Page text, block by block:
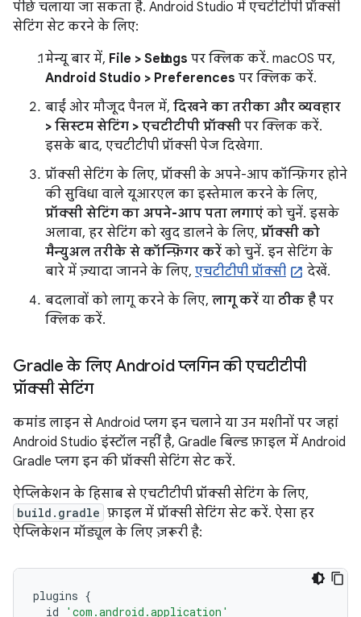
पीछे चलाया जा सकता है. Android Studio में एचटीटीपी प्रॉक्सी
सेटिंग सेट करने के लिए:
मेन्यू बार में, File > Settings पर क्लिक करें. macOS पर,
Android Studio > Preferences पर क्लिक करें.
बाईं ओर मौजूद पैनल में, दिखने का तरीका और व्यवहार
> सिस्टम सेटिंग > एचटीटीपी प्रॉक्सी पर क्लिक करें.
इसके बाद, एचटीटीपी प्रॉक्सी पेज दिखेगा.
प्रॉक्सी सेटिंग के लिए, प्रॉक्सी के अपने-आप कॉन्फ़िगर होने
की सुविधा वाले यूआरएल का इस्तेमाल करने के लिए,
प्रॉक्सी सेटिंग का अपने-आप पता लगाएं को चुनें. इसके
अलावा, हर सेटिंग को खुद डालने के लिए, प्रॉक्सी को
मैन्युअल तरीके से कॉन्फ़िगर करें को चुनें. इन सेटिंग के
बारे में ज़्यादा जानने के लिए, एचटीटीपी प्रॉक्सी
देखें.
बदलावों को लागू करने के लिए, लागू करें या ठीक है पर
क्लिक करें.
Gradle के लिए Android प्लगिन की एचटीटीपी
प्रॉक्सी सेटिंग
कमांड लाइन से Android प्लग इन चलाने या उन मशीनों पर जहां
Android Studio इंस्टॉल नहीं है, Gradle बिल्ड फ़ाइल में Android
Gradle प्लग इन की प्रॉक्सी सेटिंग सेट करें.
ऐप्लिकेशन के हिसाब से एचटीटीपी प्रॉक्सी सेटिंग के लिए,
build.gradle फ़ाइल में प्रॉक्सी सेटिंग सेट करें. ऐसा हर
ऐप्लिकेशन मॉड्यूल के लिए ज़रूरी है:
plugins {
id
'com.android.application'